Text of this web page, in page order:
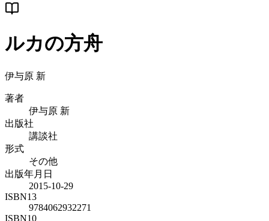
ルカの方舟
伊与原 新
著者
伊与原 新
出版社
講談社
形式
その他
出版年月日
2015-10-29
ISBN13
9784062932271
ISBN10